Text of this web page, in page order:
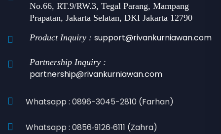
No.66, RT.9/RW.3, Tegal Parang, Mampang
Prapatan, Jakarta Selatan, DKI Jakarta 12790
Product Inquiry : support@rivankurniawan.com
Partnership Inquiry :
partnership@rivankurniawan.com
Whatsapp : 0896-3045-2810 (Farhan)
Whatsapp : 0856‑9126‑6111 (Zahra)